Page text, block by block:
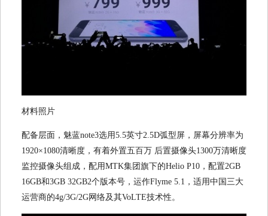
材料照片
配备层面，魅蓝note3选用5.5英寸2.5D弧型屏，屏幕分辨率为
1920×1080清晰度，有着外置五百万 后置摄像头1300万清晰度
监控摄像头组成，配用MTK集团旗下的Helio P10，配置2GB
16GB和3GB 32GB2个版本号，运作Flyme 5.1，适用中国三大
运营商的4g/3G/2G网络及其VoLTE技术性。